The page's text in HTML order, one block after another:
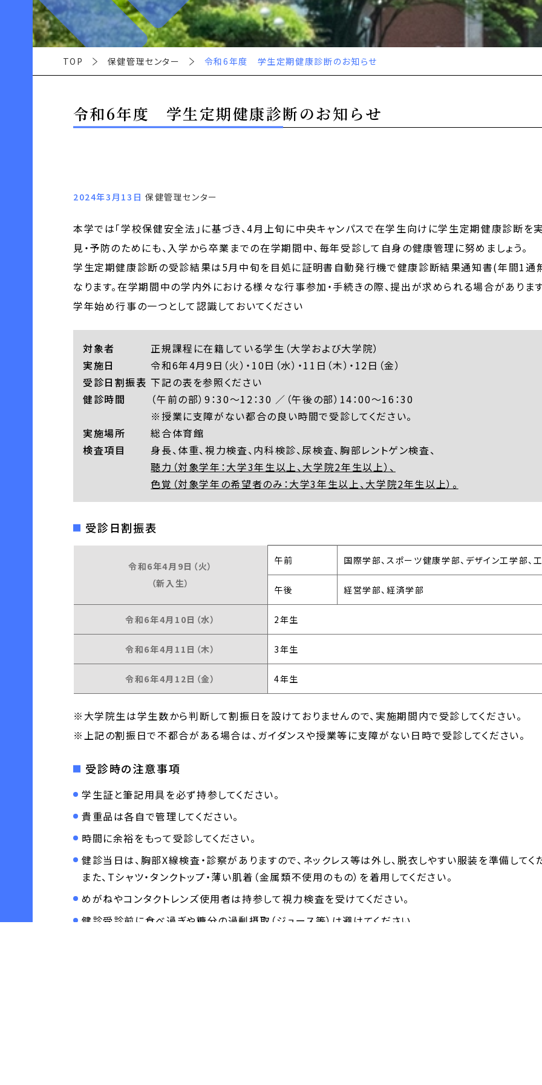
TOP 保健管理センター 令和6年度 学生定期健康診断のお知らせ
令和6年度 学生定期健康診断のお知らせ
2024年3月13日 保健管理センター
本学では「学校保健安全法」に基づき、4月上旬に中央キャンパスで在学生向けに学生定期健康診断を
見・予防のためにも、入学から卒業までの在学期間中、毎年受診して自身の健康管理に努めましょう。
学生定期健康診断の受診結果は5月中旬を目処に証明書自動発行機で健康診断結果通知書(年間1通
なります。在学期間中の学内外における様々な行事参加・手続きの際、提出が求められる場合がありま
学年始め行事の一つとして認識しておいてください
対象者
正規課程に在籍している学生（大学および大学院）
実施日
令和6年4月9日（火）・10日（水）・11日（木）・12日（金）
受診日割振表 下記の表を参照ください
健診時間
（午前の部）9：30～12：30 ／（午後の部）14：00～16：30
※授業に支障がない都合の良い時間で受診してください。
実施場所
総合体育館
検査項目
身長、体重、視力検査、内科検診、尿検査、胸部レントゲン検査、
聴力（対象学年：大学3年生以上、大学院2年生以上）、
色覚（対象学年の希望者のみ：大学3年生以上、大学院2年生以上）。
受診日割振表
令和6年4月9日（火）
（新入生）
午前 国際学部、スポーツ健康学部、デザイン工学部、
午後 経営学部、経済学部
令和6年4月10日（水） 2年生
令和6年4月11日（木） 3年生
令和6年4月12日（金） 4年生
※大学院生は学生数から判断して割振日を設けておりませんので、実施期間内で受診してください。
※上記の割振日で不都合がある場合は、ガイダンスや授業等に支障がない日時で受診してください。
受診時の注意事項
学生証と筆記用具を必ず持参してください。
貴重品は各自で管理してください。
時間に余裕をもって受診してください。
健診当日は、胸部X線検査・診察がありますので、ネックレス等は外し、脱衣しやすい服装を準備してく
また、Tシャツ・タンクトップ・薄い肌着（金属類不使用のもの）を着用してください。
めがねやコンタクトレンズ使用者は持参して視力検査を受けてください。
健診受診前に食べ過ぎや糖分の過剰摂取（ジュース等）は避けてください。